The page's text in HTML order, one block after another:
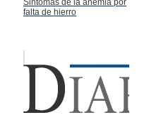
Sintomas de la anemia por
falta de hierro